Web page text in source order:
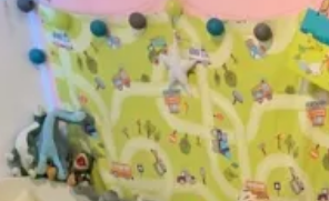
2.
Woche
–
Homeschool
(Coronatagebuch)